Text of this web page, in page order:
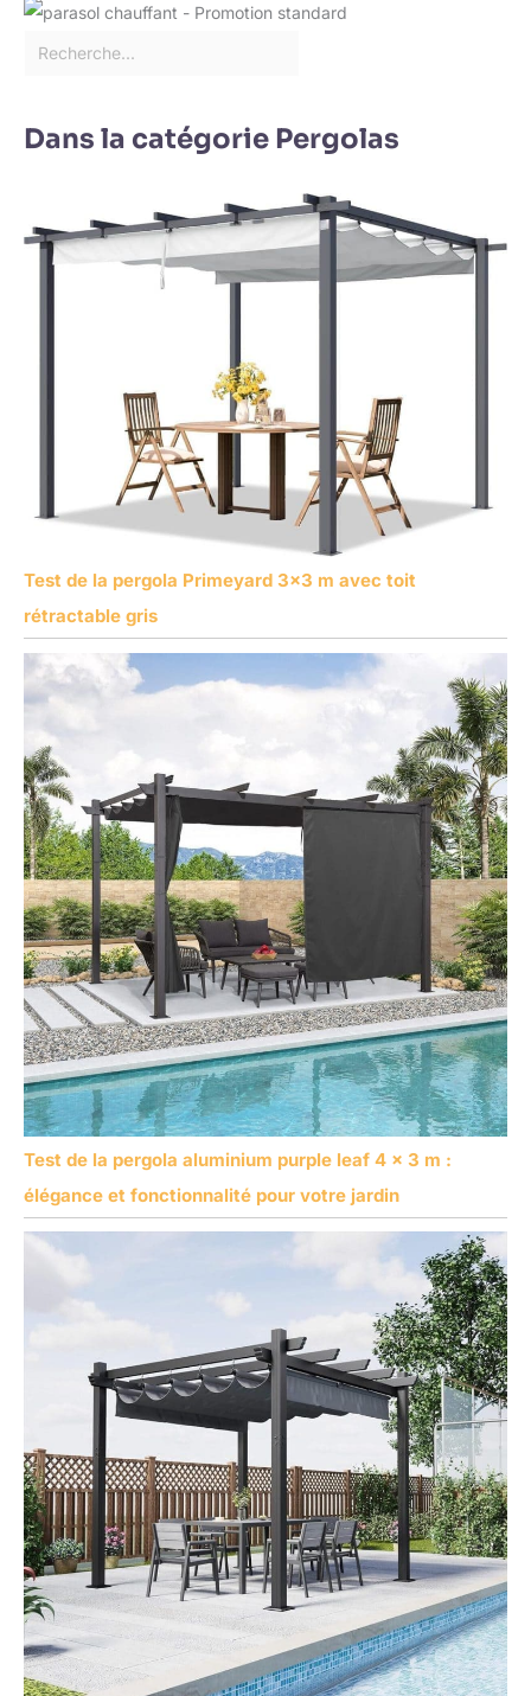
Dans la catégorie Pergolas
Test de la pergola Primeyard 3×3 m avec toit
rétractable gris
Test de la pergola aluminium purple leaf 4 x 3 m :
élégance et fonctionnalité pour votre jardin